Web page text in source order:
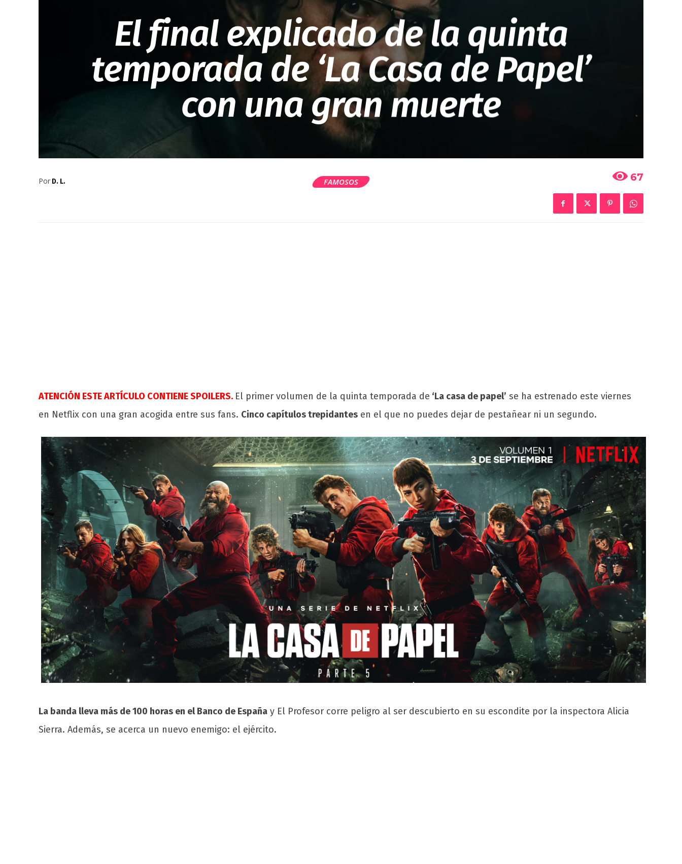
El final explicado de la quinta
temporada de ‘La Casa de Papel’
con una gran muerte
Por D. L. FAMOSOS 67
ATENCIÓN ESTE ARTÍCULO CONTIENE SPOILERS. El primer volumen de la quinta temporada de ‘La casa de papel’ se ha estrenado este viernes
en Netflix con una gran acogida entre sus fans. Cinco capítulos trepidantes en el que no puedes dejar de pestañear ni un segundo.
La banda lleva más de 100 horas en el Banco de España y El Profesor corre peligro al ser descubierto en su escondite por la inspectora Alicia
Sierra. Además, se acerca un nuevo enemigo: el ejército.